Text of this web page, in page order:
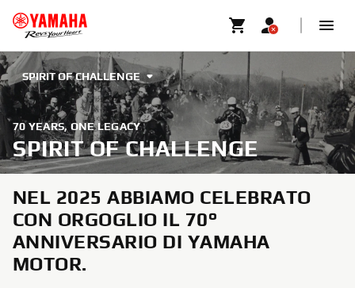
SPIRIT OF CHALLENGE
70 YEARS, ONE LEGACY
SPIRIT OF CHALLENGE
NEL 2025 ABBIAMO CELEBRATO
CON ORGOGLIO IL 70°
ANNIVERSARIO DI YAMAHA
MOTOR.